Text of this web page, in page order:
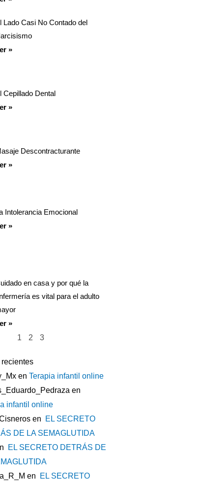
Lado Casi No Contado del
»
Cepillado Dental
»
Descontracturante
»
Intolerancia Emocional
»
en casa y por qué la
es vital para el adulto
»
1 2 3
en Terapia infantil online
en
infantil online
en
EL SECRETO
DE LA SEMAGLUTIDA
EL SECRETO DETRÁS DE
en
EL SECRETO